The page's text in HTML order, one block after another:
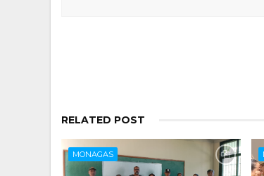
RELATED POST
MONAGAS